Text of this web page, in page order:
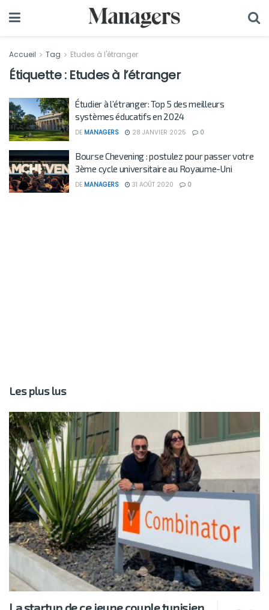
Accueil Tag Etudes à l'étranger
Étiquette : Etudes à l’étranger
Étudier à l’étranger: Top 5 des meilleurs
systèmes éducatifs en 2024
DE MANAGERS 28 JANVIER 2025 0
Bourse Chevening : postulez pour passer votre
3ème cycle universitaire au Royaume-Uni
DE MANAGERS 31 AOÛT 2020 0
Les plus lus